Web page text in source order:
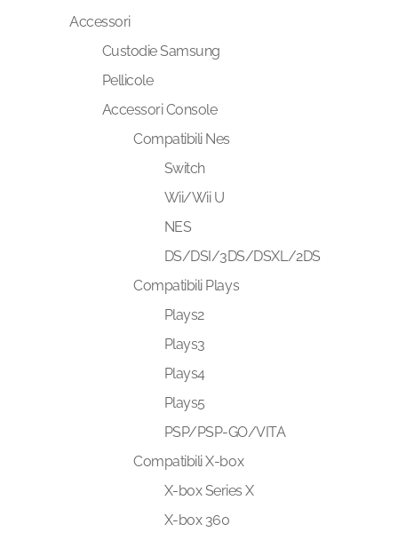
Accessori
Custodie Samsung
Pellicole
Accessori Console
Compatibili Nes
Switch
Wii/Wii U
NES
DS/DSI/3DS/DSXL/2DS
Compatibili Plays
Plays2
Plays3
Plays4
Plays5
PSP/PSP-GO/VITA
Compatibili X-box
X-box Series X
X-box 360